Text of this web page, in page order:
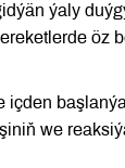
ýaly
öz
içden
we